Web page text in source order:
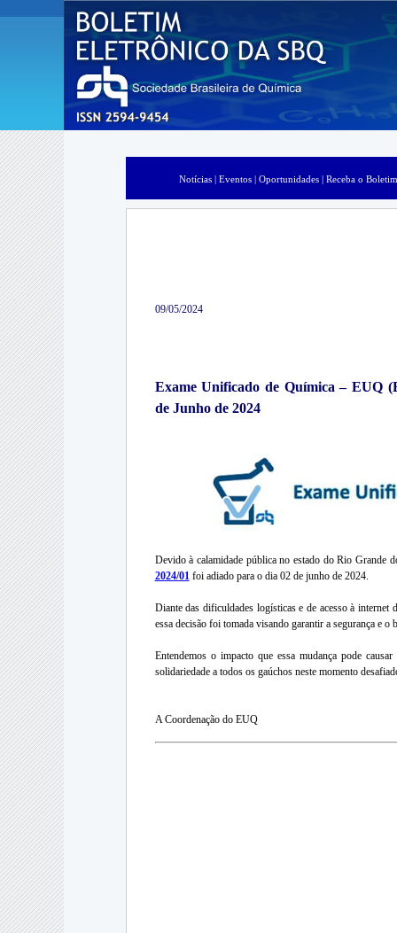
Notícias | Eventos | Oportunidades | Receba o
09/05/2024
Exame Unificado de Química – EUQ
de Junho de 2024
Devido à calamidade pública no estado do Rio Grande
2024/01foi adiado para o dia 02 de junho de 2024.
Diante das dificuldades logísticas e de acesso à internet
essa decisão foi tomada visando garantir a segurança e o
Entendemos o impacto que essa mudança pode
solidariedade a todos os gaúchos neste momento
A Coordenação do EUQ